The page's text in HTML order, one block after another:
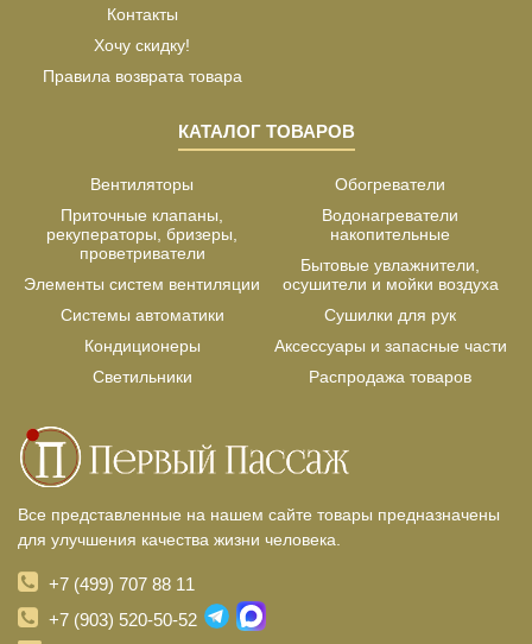
Контакты
Хочу скидку!
Правила возврата товара
КАТАЛОГ ТОВАРОВ
Вентиляторы
Приточные клапаны,
рекуператоры, бризеры,
проветриватели
Элементы систем вентиляции
Системы автоматики
Кондиционеры
Светильники
Обогреватели
Водонагреватели
накопительные
Бытовые увлажнители,
осушители и мойки воздуха
Сушилки для рук
Аксессуары и запасные части
Распродажа товаров
Все представленные на нашем сайте товары предназначены
для улучшения качества жизни человека.
+7 (499) 707 88 11
+7 (903) 520-50-52